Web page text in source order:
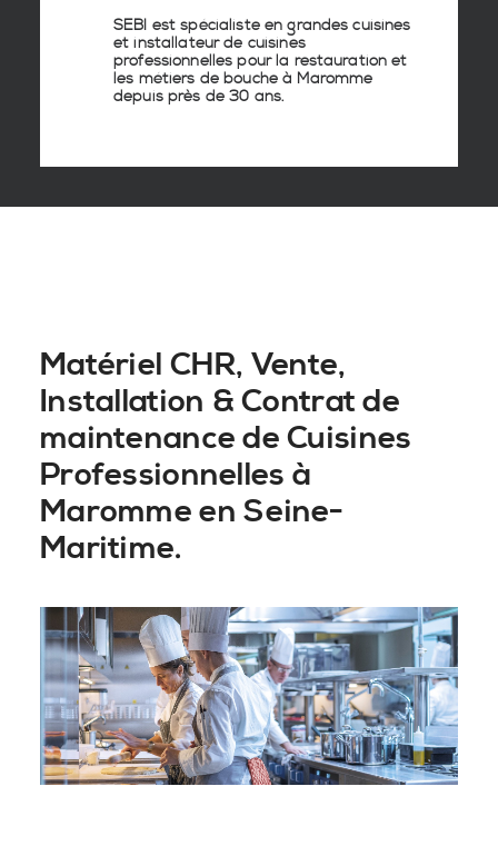
SEBI est spécialiste en grandes cuisines
et installateur de cuisines
professionnelles pour la restauration et
les métiers de bouche à Maromme
depuis près de 30 ans.
Matériel CHR, Vente,
Installation & Contrat de
maintenance de Cuisines
Professionnelles à
Maromme en Seine-
Maritime.